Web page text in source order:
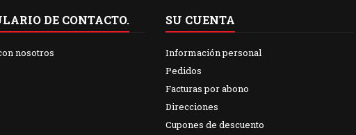
DE CONTACTO.
nosotros
SU CUENTA
Información personal
Pedidos
Facturas por abono
Direcciones
Cupones de descuento